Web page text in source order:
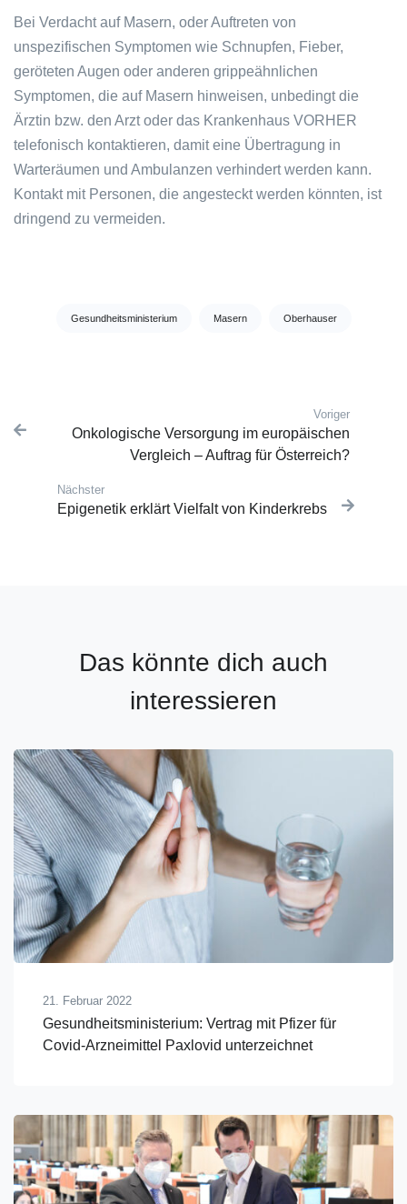
Bei Verdacht auf Masern, oder Auftreten von
unspezifischen Symptomen wie Schnupfen, Fieber,
geröteten Augen oder anderen grippeähnlichen
Symptomen, die auf Masern hinweisen, unbedingt die
Ärztin bzw. den Arzt oder das Krankenhaus VORHER
telefonisch kontaktieren, damit eine Übertragung in
Warteräumen und Ambulanzen verhindert werden kann.
Kontakt mit Personen, die angesteckt werden könnten, ist
dringend zu vermeiden.
Gesundheitsministerium Masern Oberhauser
Post navigation Voriger
Onkologische Versorgung im europäischen
Vergleich – Auftrag für Österreich?
Nächster
Nächster Beitrag:
Epigenetik erklärt Vielfalt von Kinderkrebs
Das könnte dich auch
interessieren
21. Februar 2022
Gesundheitsministerium: Vertrag mit Pfizer für
Covid-Arzneimittel Paxlovid unterzeichnet